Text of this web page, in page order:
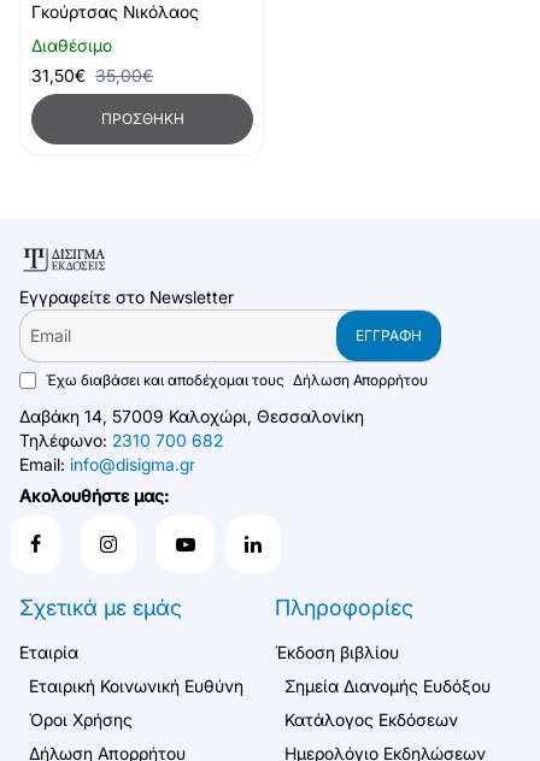
Διαθέσιμο
Γκούρτσας Νικόλαος
31,50€ 35,00€
ΠΡΟΣΘΉΚΗ
Εγγραφείτε στο Newsletter
Email
ΕΓΓΡΑΦΉ
Έχω διαβάσει και αποδέχομαι τους Δήλωση Απορρήτου
Δαβάκη 14, 57009 Καλοχώρι, Θεσσαλονίκη
Τηλέφωνο: 2310 700 682
Email: info@disigma.gr
Ακολουθήστε μας:
Σχετικά με εμάς
Εταιρία
Εταιρική Κοινωνική Ευθύνη
Όροι Χρήσης
Δήλωση Απορρήτου
Πληροφορίες
Έκδοση βιβλίου
Σημεία Διανομής Ευδόξου
Κατάλογος Εκδόσεων
Ημερολόγιο Εκδηλώσεων